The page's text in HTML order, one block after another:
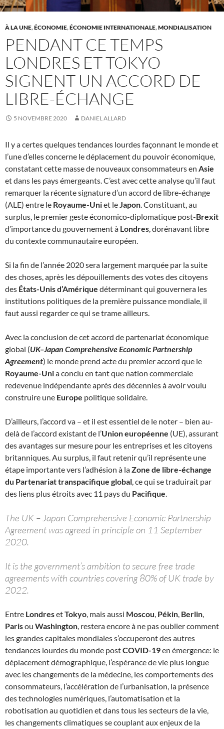
À LA UNE,ÉCONOMIE,ÉCONOMIE INTERNATIONALE,MONDIALISATION
PENDANT CE TEMPS
LONDRES ET TOKYO
SIGNENT UN ACCORD DE
LIBRE-ÉCHANGE
5 NOVEMBRE 2020 DANIEL ALLARD
Il y a certes quelques tendances lourdes façonnant le monde et
l’une d’elles concerne le déplacement du pouvoir économique,
constatant cette masse de nouveaux consommateurs en Asie
et dans les pays émergeants. C’est avec cette analyse qu’il faut
remarquer la récente signature d’un accord de libre-échange
(ALE) entre le Royaume-Uniet leJapon. Constituant, au
surplus, le premier geste économico-diplomatique post-Brexit
d’importance du gouvernement à Londres, dorénavant libre
du contexte communautaire européen.
Si la fin de l’année 2020 sera largement marquée par la suite
des choses, après les dépouillements des votes des citoyens
des États-Unis d’Amérique déterminant qui gouvernera les
institutions politiques de la première puissance mondiale, il
faut aussi regarder ce qui se trame ailleurs.
Avec la conclusion de cet accord de partenariat économique
global (UK–Japan Comprehensive Economic Partnership
Agreement) le monde prend acte du premier accord que le
Royaume-Unia conclu en tant que nation commerciale
redevenue indépendante après des décennies à avoir voulu
construire une Europe politique solidaire.
D’ailleurs, l’accord va – et il est essentiel de le noter – bien au-
delà de l’accord existant de l’Union européenne (UE), assurant
des avantages sur mesure pour les entreprises et les citoyens
britanniques. Au surplus, il faut retenir qu’il représente une
étape importante vers l’adhésion à laZone de libre-échange
du Partenariat transpacifique global, ce qui se traduirait par
des liens plus étroits avec 11 pays du Pacifique.
The UK – Japan Comprehensive Economic Partnership
Agreement was agreed in principle on 11 September
2020.
It is the government’s ambition to secure free trade
agreements with countries covering 80% of UK trade by
2022.
Entre LondresetTokyo, mais aussi Moscou, Pékin, Berlin,
Parisou Washington, restera encore à ne pas oublier comment
les grandes capitales mondiales s’occuperont des autres
tendances lourdes du monde postCOVID-19en émergence: le
déplacement démographique, l’espérance de vie plus longue
avec les changements de la médecine, les comportements des
consommateurs, l’accélération de l’urbanisation, la présence
des technologies numériques, l’automatisation et la
robotisation au quotidien et dans tous les secteurs de la vie,
les changements climatiques se couplant aux enjeux de la